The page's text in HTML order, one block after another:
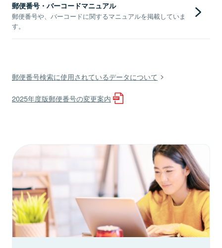
郵便番号・バーコードマニュアル
郵便番号や、バーコードに関するマニュアルを掲載していま
す。
郵便番号検索に使用されているデータについて
2025年度版郵便番号の変更案内